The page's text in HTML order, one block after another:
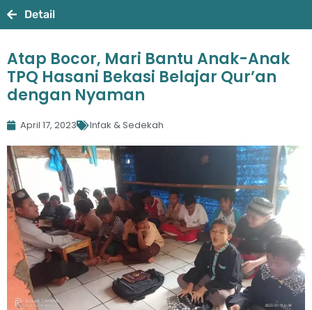
Detail
Atap Bocor, Mari Bantu Anak-Anak
TPQ Hasani Bekasi Belajar Qur’an
dengan Nyaman
April 17, 2023 Infak & Sedekah